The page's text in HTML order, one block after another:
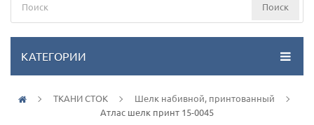
Поиск
КАТЕГОРИИ
ТКАНИ СТОК
Шелк набивной, принтованный
Атлас шелк принт 15-0045